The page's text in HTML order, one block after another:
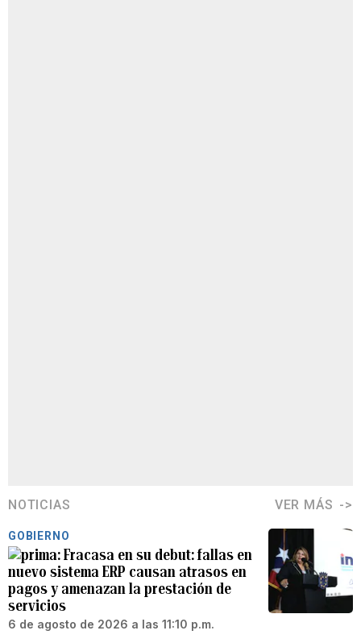
NOTICIAS VER MÁS
GOBIERNO
Fracasa en su debut: fallas en
nuevo sistema ERP causan atrasos en
pagos y amenazan la prestación de
servicios
6 de agosto de 2026 a las 11:10 p.m.